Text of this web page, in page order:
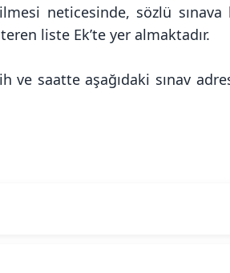
neticesinde, sözlü
liste Ek’te yer almaktadır.
saatte aşağıdaki sınav